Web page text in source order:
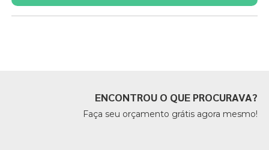
ENCONTROU O QUE PROCURAVA?
Faça seu orçamento grátis agora mesmo!